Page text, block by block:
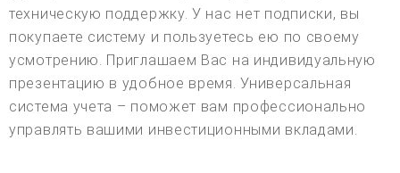
техническую поддержку. У нас нет подписки, вы
покупаете систему и пользуетесь ею по своему
усмотрению. Приглашаем Вас на индивидуальную
презентацию в удобное время. Универсальная
система учета – поможет вам профессионально
управлять вашими инвестиционными вкладами.